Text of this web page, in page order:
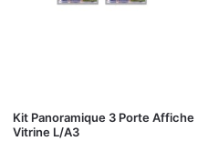
Kit Panoramique 3 Porte Affiche
Vitrine L/A3